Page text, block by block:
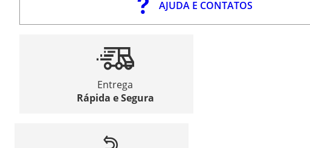
AJUDA E CONTATOS
Entrega
Rápida e Segura